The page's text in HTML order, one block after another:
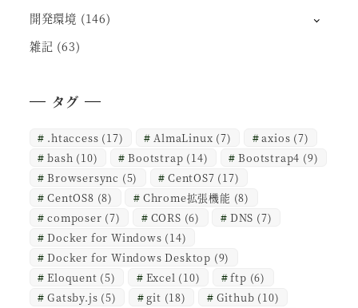
開発環境 (146)
雑記 (63)
タグ
.htaccess (17) AlmaLinux (7) axios (7)
bash (10) Bootstrap (14) Bootstrap4 (9)
Browsersync (5) CentOS7 (17)
CentOS8 (8) Chrome拡張機能 (8)
composer (7) CORS (6) DNS (7)
Docker for Windows (14)
Docker for Windows Desktop (9)
Eloquent (5) Excel (10) ftp (6)
Gatsby.js (5) git (18) Github (10)